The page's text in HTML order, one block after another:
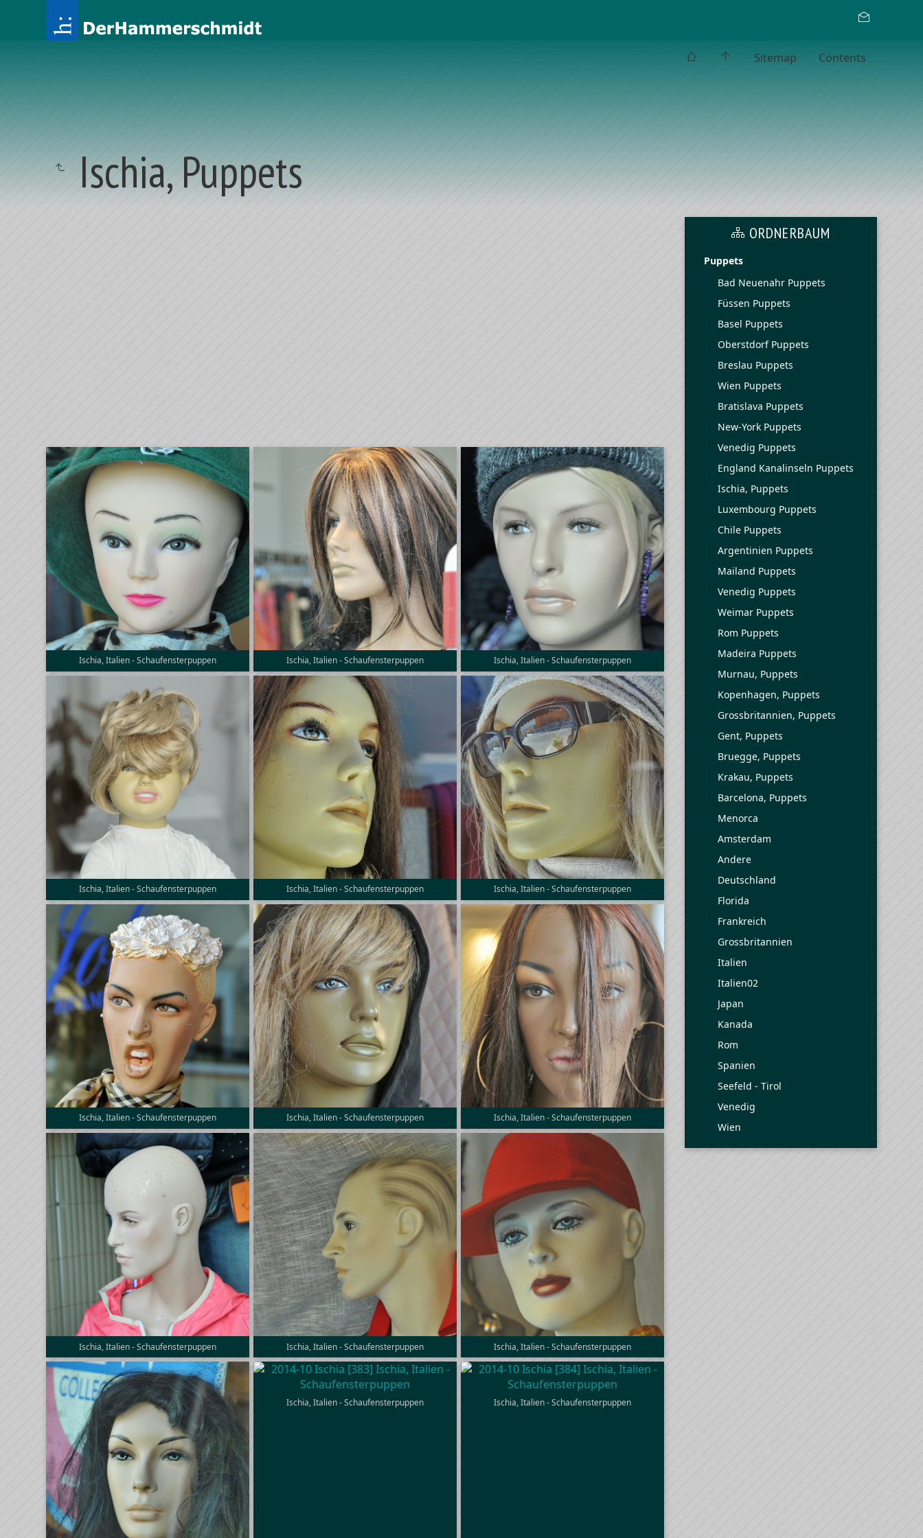
Sitemap Contents
Ischia, Puppets
Ischia, Italien - Schaufensterpuppen Ischia, Italien - Schaufensterpuppen Ischia, Italien - Schaufensterpuppen
Ischia, Italien - Schaufensterpuppen Ischia, Italien - Schaufensterpuppen Ischia, Italien - Schaufensterpuppen
Ischia, Italien - Schaufensterpuppen Ischia, Italien - Schaufensterpuppen Ischia, Italien - Schaufensterpuppen
Ischia, Italien - Schaufensterpuppen Ischia, Italien - Schaufensterpuppen Ischia, Italien - Schaufensterpuppen
Ischia, Italien - Schaufensterpuppen Ischia, Italien - Schaufensterpuppen
ORDNERBAUM
Puppets
Bad Neuenahr Puppets
Füssen Puppets
Basel Puppets
Oberstdorf Puppets
Breslau Puppets
Wien Puppets
Bratislava Puppets
New-York Puppets
Venedig Puppets
England Kanalinseln Puppets
Ischia, Puppets
Luxembourg Puppets
Chile Puppets
Argentinien Puppets
Mailand Puppets
Venedig Puppets
Weimar Puppets
Rom Puppets
Madeira Puppets
Murnau, Puppets
Kopenhagen, Puppets
Grossbritannien, Puppets
Gent, Puppets
Bruegge, Puppets
Krakau, Puppets
Barcelona, Puppets
Menorca
Amsterdam
Andere
Deutschland
Florida
Frankreich
Grossbritannien
Italien
Italien02
Japan
Kanada
Rom
Spanien
Seefeld - Tirol
Venedig
Wien